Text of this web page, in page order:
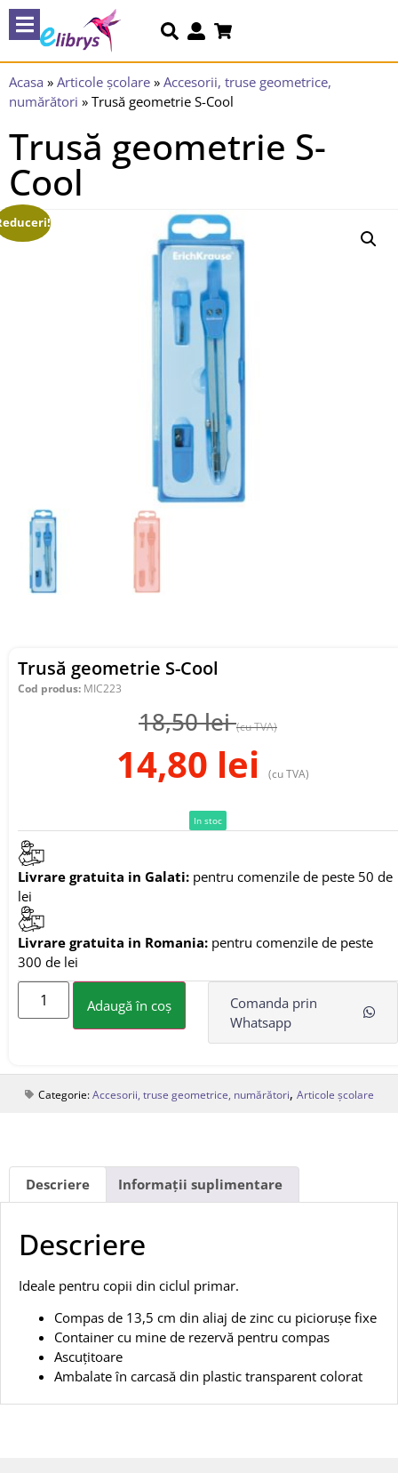
Acasa » Articole școlare » Accesorii, truse geometrice,
numărători » Trusă geometrie S-Cool
Trusă geometrie S-
Cool
Trusă geometrie S-Cool
Cod produs: MIC223
18,50lei (cu TVA)
14,80 lei (cu TVA)
In stoc
Livrare gratuita in Galati: pentru comenzile de peste 50 de
lei
Livrare gratuita in Romania: pentru comenzile de peste
300 de lei
Adaugă în coș
Comanda prin
Whatsapp
Categorie:Accesorii, truse geometrice, numărători, Articole școlare
Descriere Informații suplimentare
Descriere
Ideale pentru copii din ciclul primar.
Compas de 13,5 cm din aliaj de zinc cu piciorușe fixe
Container cu mine de rezervă pentru compas
Ascuțitoare
Ambalate în carcasă din plastic transparent colorat